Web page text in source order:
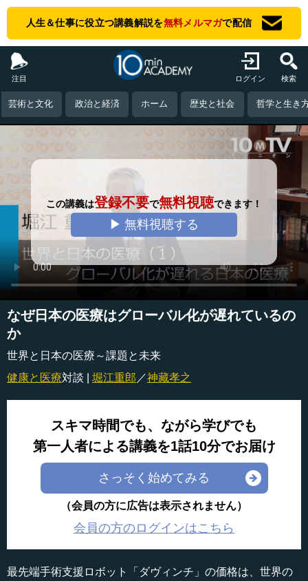
人生＆仕事に役立つ講義解説を無料メルマガで配信
注目 ログイン 検索
芸術と文化 政治と経済 ホーム 歴史と社会 哲学と生き
この講義は登録不要で無料視聴できます！
▶ 無料視聴する
なぜ日本の医療はグローバル化が遅れているの
か
世界と日本の医療～課題と未来
健康と医療対談 | 堀江重郎 ／神藏孝之
スキマ時間でも、ながら学びでも
第一人者による講義を1話10分でお届け
さっそく始めてみる
（会員の方に広告は表示されません）
会員の方のログインはこちら
最先端手術支援ロボット「ダヴィンチ」の価格は、世界の